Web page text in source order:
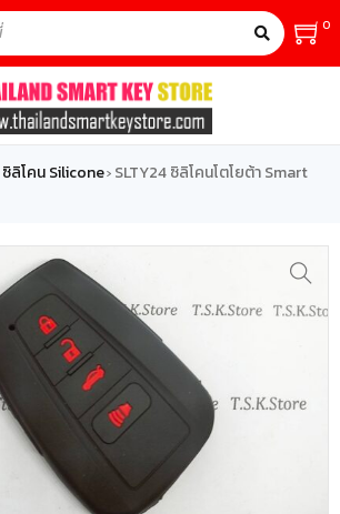
0
ซิลิโคน Silicone› SLTY24 ซิลิโคนโตโยต้า Smart